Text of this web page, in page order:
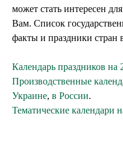
может стать интересен
Вам. Список
факты и праздники стран
Календарь праздников на
Производственные
Украине, в России.
Тематические календари